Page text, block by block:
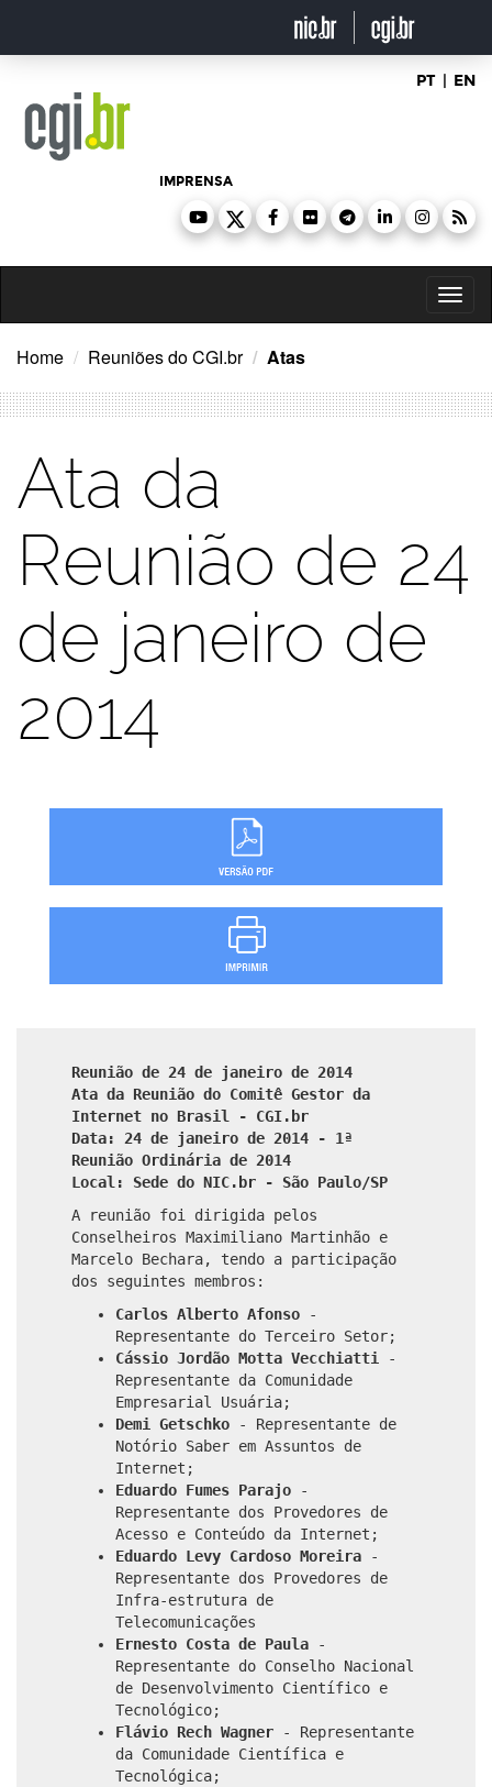
o
PT | EN
IMPRENSA
Home Reuniões do CGI.br Atas
Ata da
Reunião de 24
de janeiro de
2014
Reunião de 24 de janeiro de 2014
Ata da Reunião do Comitê Gestor da
Internet no Brasil - CGI.br
Data: 24 de janeiro de 2014 - 1ª
Reunião Ordinária de 2014
Local: Sede do NIC.br - São Paulo/SP
A reunião foi dirigida pelos
Conselheiros Maximiliano Martinhão e
Marcelo Bechara, tendo a participação
dos seguintes membros:
Carlos Alberto Afonso
-
Representante do Terceiro Setor;
Cássio Jordão Motta Vecchiatti
-
Representante da Comunidade
Empresarial Usuária;
Demi Getschko
- Representante de
Notório Saber em Assuntos de
Internet;
Eduardo Fumes Parajo
-
Representante dos Provedores de
Acesso e Conteúdo da Internet;
Eduardo Levy Cardoso Moreira -
Representante dos Provedores de
Infra-estrutura de
Telecomunicações
Ernesto Costa de Paula
-
Representante do Conselho Nacional
de Desenvolvimento Científico e
Tecnológico;
Flávio Rech Wagner
- Representante
da Comunidade Científica e
Tecnológica;